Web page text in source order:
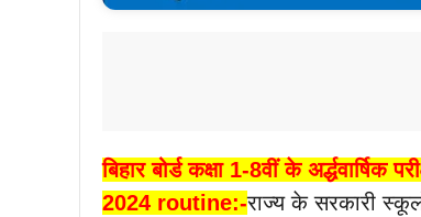
बिहार बोर्ड कक्षा 1-8वीं के
2024 routine:-राज्य के सरकारी